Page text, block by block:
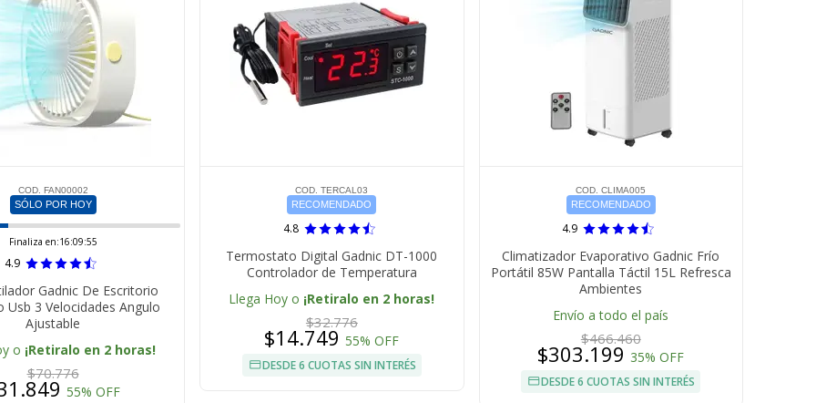
COD. FAN00002
SÓLO POR HOY
Finaliza en:16:09:54
4.9
Gadnic De Escritorio
Usb 3 Velocidades Angulo
Ajustable
o ¡Retiralo en 2 horas!
$70.776
55% OFF
COD. TERCAL03
RECOMENDADO
4.8
Termostato Digital Gadnic DT-1000
Controlador de Temperatura
Llega Hoy o ¡Retiralo en 2 horas!
$32.776
$14.74955% OFF
DESDE 6 CUOTAS SIN INTERÉS
COD. CLIMA005
RECOMENDADO
4.9
Climatizador Evaporativo Gadnic Frío
Portátil 85W Pantalla Táctil 15L Refresca
Ambientes
Envío a todo el país
$466.460
$303.199 35% OFF
DESDE 6 CUOTAS SIN INTERÉS